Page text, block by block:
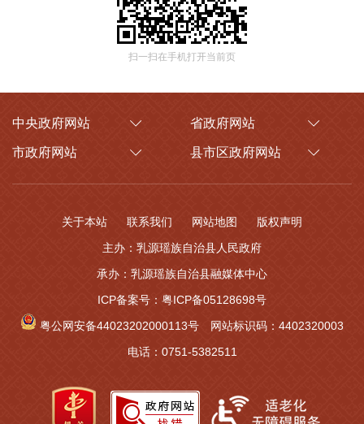
扫一扫在手机打开当前页
中央政府网站 省政府网站
市政府网站 县市区政府网站
关于本站 联系我们 网站地图
版权声明
主办：乳源瑶族自治县人民政府
承办：乳源瑶族自治县融媒体中心
ICP备案号：粤ICP备05128698号
粤公网安备44023202000113号
网站标识码：4402320003
电话：0751-5382511